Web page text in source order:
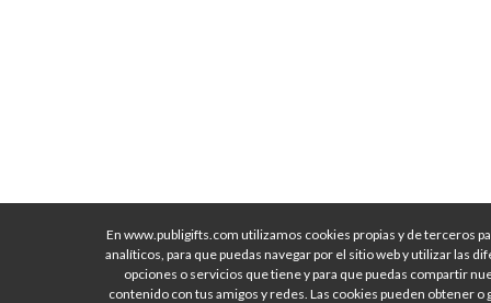
En www.publigifts.com utilizamos cookies propias y de terceros
analíticos, para que puedas navegar por el sitio web y utilizar las
opciones o servicios que tiene y para que puedas compartir
contenido con tus amigos y redes. Las cookies pueden obtener o